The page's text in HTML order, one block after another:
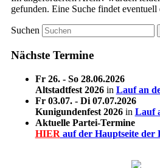
gefunden. Eine Suche findet
Suchen
Nächste Termine
Fr 26. - So 28.06.2026
Altstadtfest 2026in Lauf an
Fr 03.07. - Di 07.07.2026
Kunigundenfest 2026in Lauf
Aktuelle Partei-Termine
HIER auf der Hauptseite